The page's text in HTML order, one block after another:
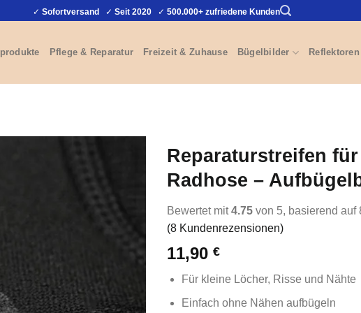
✓ Sofortversand ✓ Seit 2020 ✓ 500.000+ zufriedene Kunden
Pflege & Reparatur Freizeit & Zuhause Bügelbilder Reflektoren
Reparaturstreifen
Radhose –
Bewertet mit4.75 von 5, basierend auf
(8 Kundenrezensionen)
11,90 €
Für kleine Löcher, Risse und Nähte
Einfach ohne Nähen aufbügeln